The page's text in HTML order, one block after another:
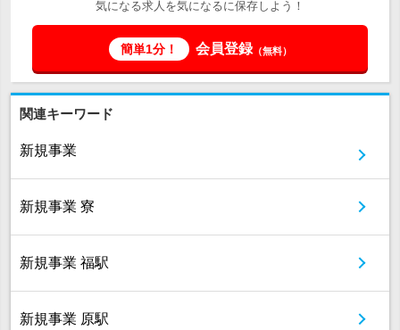
気になる求人を気になるに保存しよう！
簡単1分！ 会員登録（無料）
関連キーワード
新規事業
新規事業 寮
新規事業 福駅
新規事業 原駅